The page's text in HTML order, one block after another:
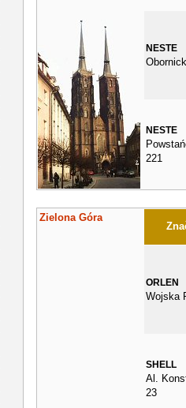
NESTE
NESTE
221
Zielona Góra
ORLEN
Wojska
SHELL
Al.
23